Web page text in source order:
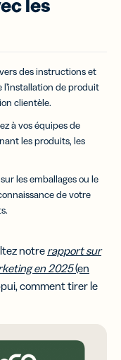
des instructions et
de produit
clientèle.
à vos équipes de
les produits, les
les emballages ou le
de votre
notrerapport sur
en 2025(en
comment tirer le